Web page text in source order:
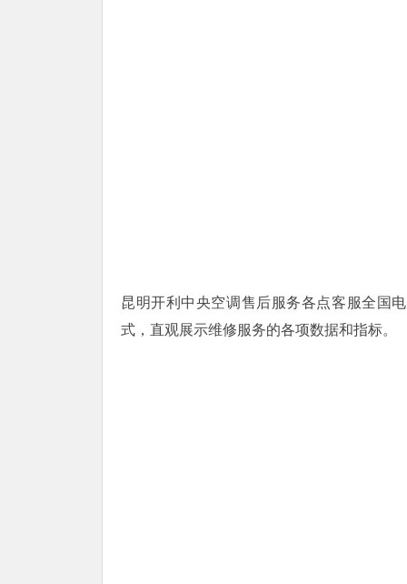
昆明开利中央空调售后服务各点客服全国
式，直观展示维修服务的各项数据和指标。